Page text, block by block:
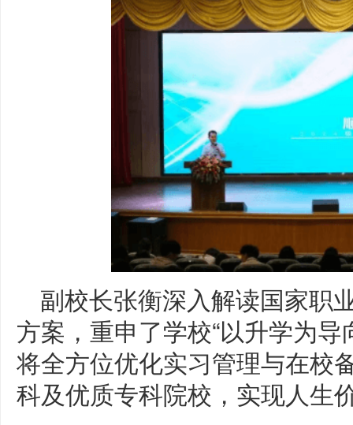
副校长张衡深入解读国家职
方案，重申了学校“以升学为
将全方位优化实习管理与在校
科及优质专科院校，实现人生